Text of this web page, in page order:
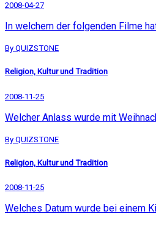
2008-04-27
In welchem der folgenden Filme
By QUIZSTONE
Religion, Kultur und Tradition
2008-11-25
Welcher Anlass wurde mit
By QUIZSTONE
Religion, Kultur und Tradition
2008-11-25
Welches Datum wurde bei einem